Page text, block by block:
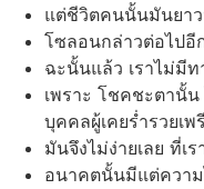
แต่ชีวิตคนนั้นมันยา
โซลอนกล่าวต่อไปอี
ฉะนั้นแล้ว เราไม่มี
เพราะ โชคชะตานั้
บุคคลผู้เคยร่ำรวยเ
มันจึงไม่ง่ายเลย ที่
อนาคตนั้นมีแต่ความ